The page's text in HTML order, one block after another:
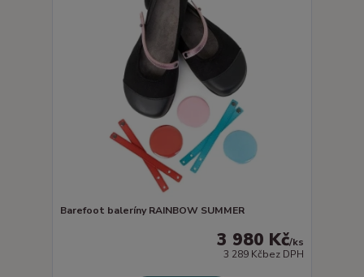
Barefoot baleríny RAINBOW SUMMER
3 980 Kč/ks
3 289 Kčbez DPH